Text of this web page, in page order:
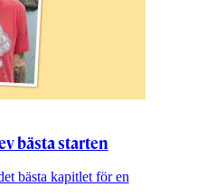
bästa starten
bästa kapitlet för en